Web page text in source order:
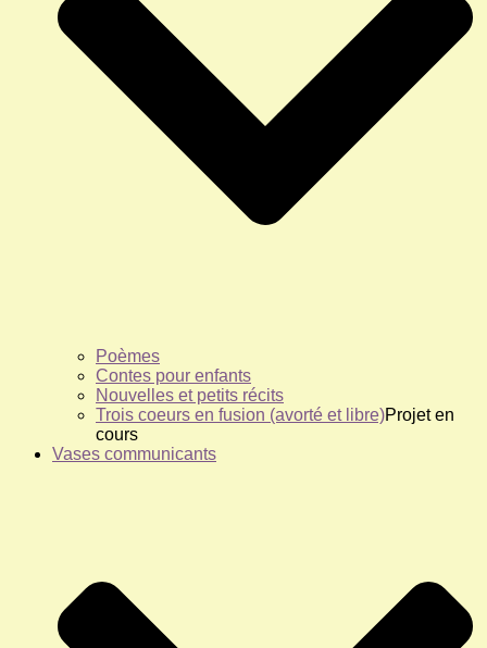
Poèmes
Contes pour enfants
Nouvelles et petits récits
Trois coeurs en fusion (avorté et libre)Projet en
cours
Vases communicants